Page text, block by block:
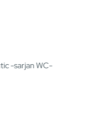
-sarjan WC-